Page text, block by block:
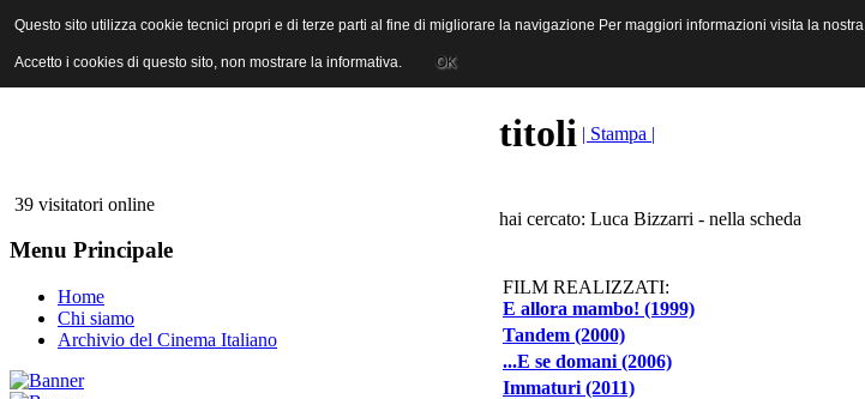
ANICA | Associazione Nazionale Industrie Cinematografiche Audiovisive e Multimediali
39 visitatori online
Menu Principale
Home
Chi siamo
Archivio del Cinema Italiano
titoli | Stampa |
hai cercato: Luca Bizzarri - nella scheda
FILM REALIZZATI:
E allora mambo! (1999)
Tandem (2000)
...E se domani (2006)
Immaturi (2011)
Questo sito utilizza cookie tecnici propri e di terze parti al fine di migliorare la navigazione Per maggiori informazioni visita la nostra
Accetto i cookies di questo sito, non mostrare la informativa. OK
Questo sito utilizza cookie tecnici propri e di terze parti al fine di migliorare la navigazione Per maggiori informazioni visita la nostra
Accetto i cookies di questo sito, non mostrare la informativa. OK